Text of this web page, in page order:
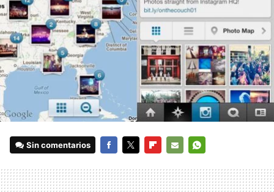
Sin comentarios
MAIL